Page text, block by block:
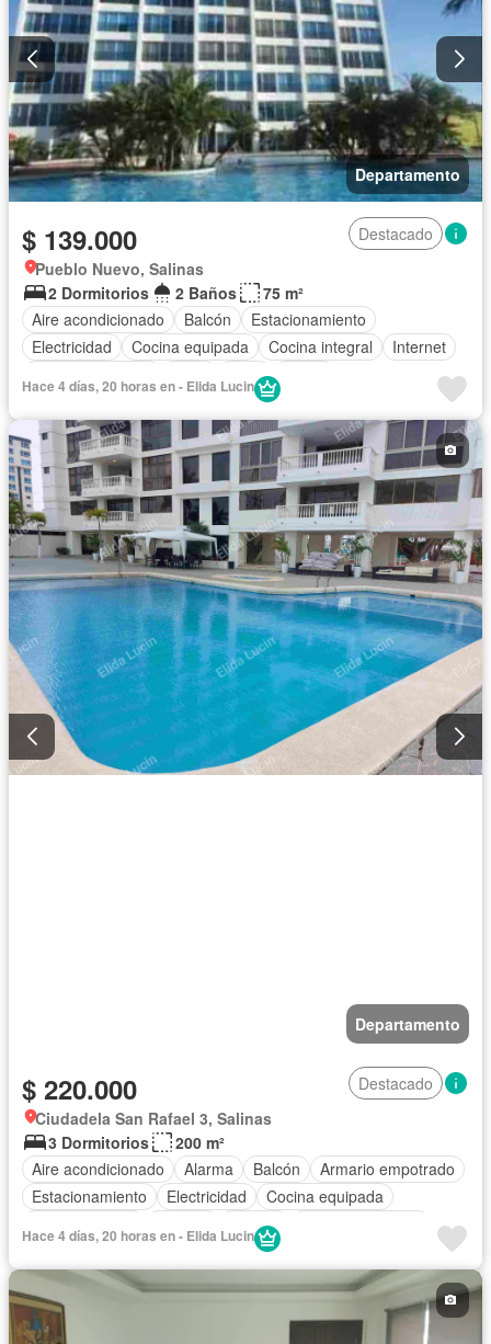
Departamento
$ 139.000
Destacado
Pueblo Nuevo, Salinas
2 Dormitorios
2 Baños
75 m²
Aire acondicionado
Balcón
Estacionamiento
Electricidad
Cocina equipada Cocina integral
Internet
Patio
Ascensor
Completamente amoblado
Hace 4 días, 20 horas en - Elida Lucin
Departamento
$ 220.000
Destacado
Ciudadela San Rafael 3, Salinas
3 Dormitorios
200 m²
Aire acondicionado
Alarma Balcón
Armario empotrado
Estacionamiento
Electricidad
Cocina equipada
Jacuzzi
Agua
Acceso para personas con discapacidad
Garita de guardianía
Seguridad
Piscina
Hace 4 días, 20 horas en - Elida Lucin